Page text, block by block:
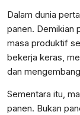
Dalam dunia
panen. Demikian
masa produktif
bekerja keras,
dan
Sementara itu,
panen. Bukan